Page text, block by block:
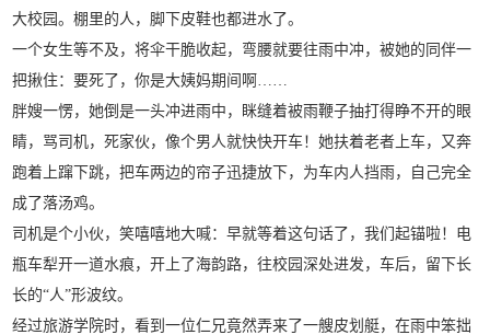
大校园。棚里的人，脚下皮鞋也都进水了。
一个女生等不及，将伞干脆收起，弯腰就要往雨中冲，被她的同伴一
把揪住：要死了，你是大姨妈期间啊……
胖嫂一愣，她倒是一头冲进雨中，眯缝着被雨鞭子抽打得睁不开的眼
睛，骂司机，死家伙，像个男人就快快开车！她扶着老者上车，又奔
跑着上蹿下跳，把车两边的帘子迅捷放下，为车内人挡雨，自己完全
成了落汤鸡。
司机是个小伙，笑嘻嘻地大喊：早就等着这句话了，我们起锚啦！电
瓶车犁开一道水痕，开上了海韵路，往校园深处进发，车后，留下长
长的“人”形波纹。
经过旅游学院时，看到一位仁兄竟然弄来了一艘皮划艇，在雨中笨拙